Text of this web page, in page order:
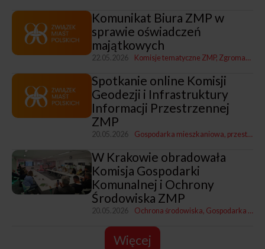
Komunikat Biura ZMP w
sprawie oświadczeń
majątkowych
22.05.2026 Komisje tematyczne ZMP Zgromadzenia i Zarządy ZMP
Spotkanie online Komisji
Geodezji i Infrastruktury
Informacji Przestrzennej
ZMP
20.05.2026 Gospodarka mieszkaniowa, przestrzenna i nieruchomościami
W Krakowie obradowała
Komisja Gospodarki
Komunalnej i Ochrony
Środowiska ZMP
20.05.2026 Ochrona środowiska Gospodarka komunalna
Więcej